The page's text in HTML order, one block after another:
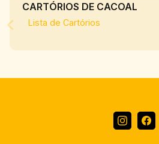
CARTÓRIOS DE CACOAL
Lista de Cartórios